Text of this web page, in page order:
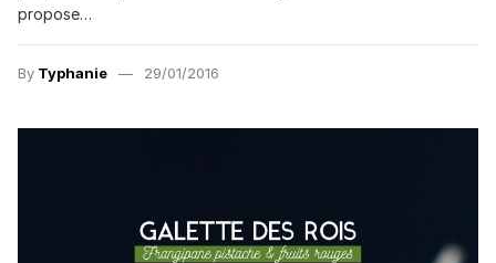
propose…
By Typhanie 29/01/2016